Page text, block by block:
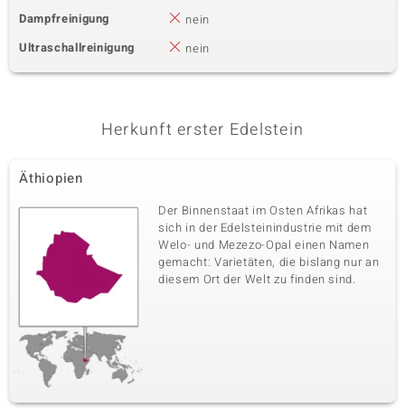
Dampfreinigung
nein
Ultraschallreinigung
nein
Herkunft erster Edelstein
Äthiopien
Der Binnenstaat im Osten Afrikas hat
sich in der Edelsteinindustrie mit dem
Welo- und Mezezo-Opal einen Namen
gemacht: Varietäten, die bislang nur an
diesem Ort der Welt zu finden sind.